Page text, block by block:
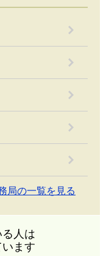
局の一覧を見る
人は
ます